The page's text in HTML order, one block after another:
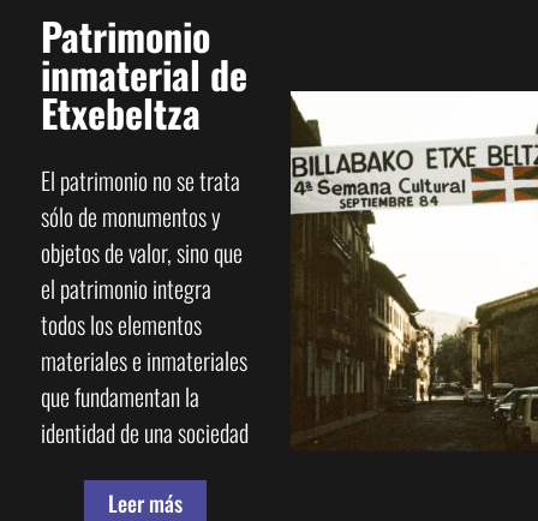
Patrimonio
inmaterial de
Etxebeltza
El patrimonio no se trata
sólo de monumentos y
objetos de valor, sino que
el patrimonio integra
todos los elementos
materiales e inmateriales
que fundamentan la
identidad de una sociedad
demás. Se trata de una
Leer más